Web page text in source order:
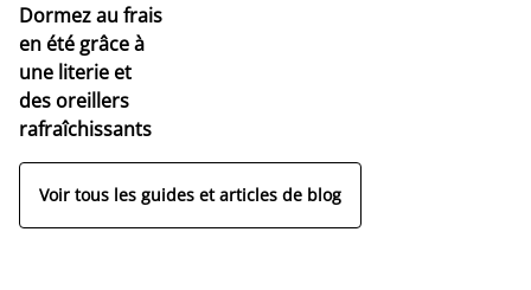
Dormez au frais
en été grâce à
une literie et
des oreillers
rafraîchissants
Voir tous les guides et articles de blog